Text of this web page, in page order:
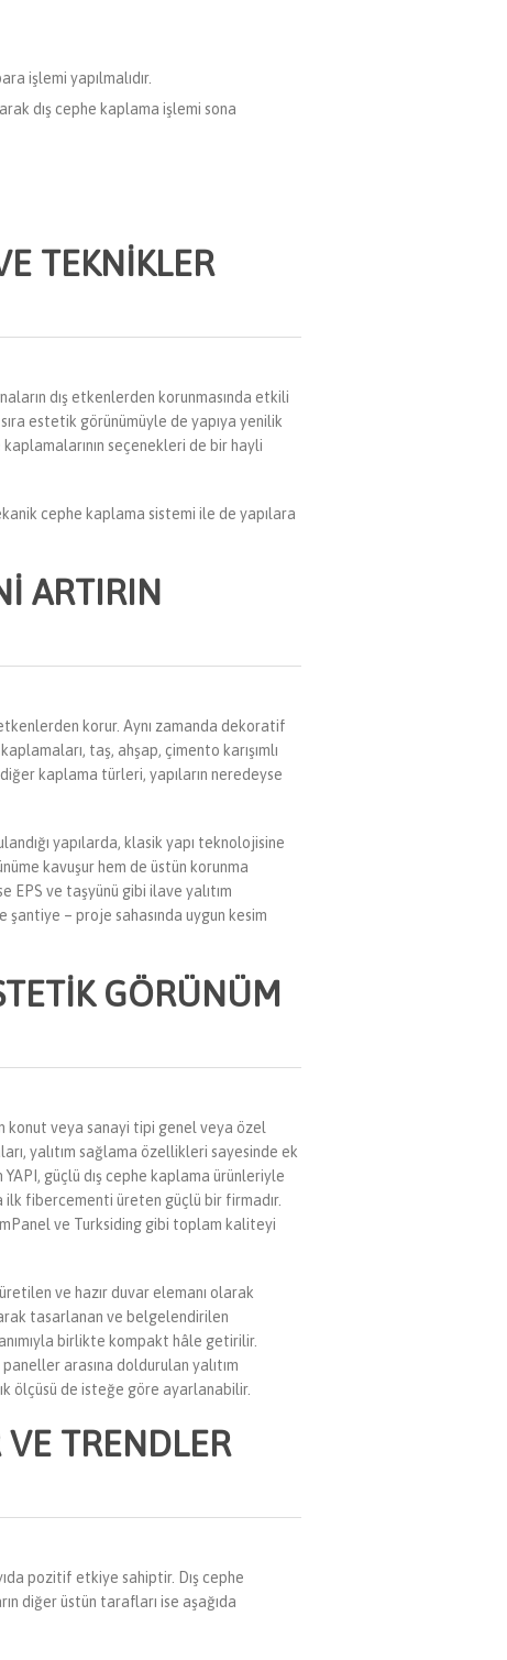
işlemi yapılmalıdır.
dış cephe kaplama işlemi sona
TEKNIKLER
dış etkenlerden korunmasında etkili
estetik görünümüyle de yapıya yenilik
seçenekleri de bir hayli
cephe kaplama sistemi ile de yapılara
ARTIRIN
etkenlerden korur. Aynı zamanda dekoratif
taş, ahşap, çimento karışımlı
kaplama türleri, yapıların neredeyse
yapılarda, klasik yapı teknolojisine
kavuşur hem de üstün korunma
EPS ve taşyünü gibi ilave yalıtım
– proje sahasında uygun kesim
GÖRÜNÜM
konut veya sanayi tipi genel veya özel
yalıtım sağlama özellikleri sayesinde ek
YAPI, güçlü dış cephe kaplama ürünleriyle
ilk fibercementi üreten güçlü bir firmadır.
ve Turksiding gibi toplam kaliteyi
ve hazır duvar elemanı olarak
tasarlanan ve belgelendirilen
birlikte kompakt hâle getirilir.
arasına doldurulan yalıtım
ölçüsü de isteğe göre ayarlanabilir.
TRENDLER
pozitif etkiye sahiptir. Dış cephe
diğer üstün tarafları ise aşağıda